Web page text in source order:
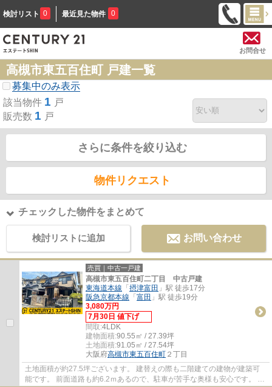
検討リスト 0 最近見た物件 0
お問合せ
高槻市東五百住町 戸建一覧
募集中のみ表示
該当物件 1 戸
販売数 1 戸
さらに条件を絞り込む
物件リクエスト
チェックした物件をまとめて
検討リストに追加 お問い合わせ
売買｜中古一戸建
高槻市東五百住町二丁目 中古戸建
東海道本線 「 摂津富田 」駅 徒歩17分
阪急京都本線 「 富田 」駅 徒歩19分
3,080万円
7月30日 値下げ
間取:4LDK
建物面積:90.55㎡ / 27.39坪
土地面積:91.05㎡ / 27.54坪
大阪府高槻市東五百住町 ２丁目
土地面積が約27.5坪ございます。 建替えの際も二階建ての建物が建築可
能です。 前面道路も約6.2ｍあるので、駐車が苦手な奥様も安心です。 室